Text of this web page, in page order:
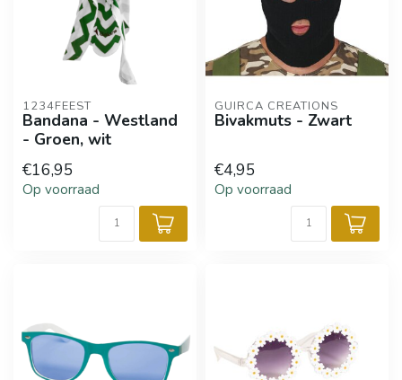
1234FEEST
Bandana - Westland
- Groen, wit
€16,95
Op voorraad
GUIRCA CREATIONS
Bivakmuts - Zwart
€4,95
Op voorraad